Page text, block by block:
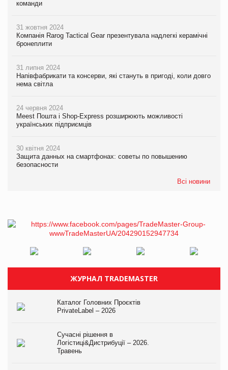
команди
31 жовтня 2024
Компанія Rarog Tactical Gear презентувала надлегкі керамічні
бронеплити
31 липня 2024
Напівфабрикати та консерви, які стануть в пригоді, коли довго
нема світла
24 червня 2024
Meest Пошта і Shop-Express розширюють можливості
українських підприємців
30 квітня 2024
Защита данных на смартфонах: советы по повышению
безопасности
Всі новини
ЖУРНАЛ TRADEMASTER
Каталог Головних Проєктів
PrivateLabel – 2026
Сучасні рішення в
Логістиці&Дистрибуції – 2026.
Травень